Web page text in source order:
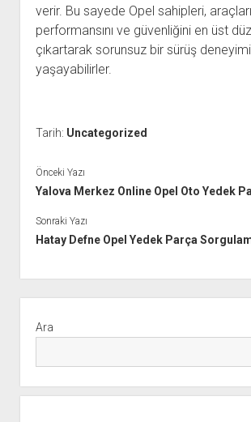
verir. Bu sayede Opel sahipleri,
performansını ve güvenliğini en üst
çıkartarak sorunsuz bir sürüş deneyimi
yaşayabilirler.
Tarih: Uncategorized
Önceki Yazı
Yalova Merkez Online Opel Oto Yedek
Sonraki Yazı
Hatay Defne Opel Yedek Parça
Menü
Ara